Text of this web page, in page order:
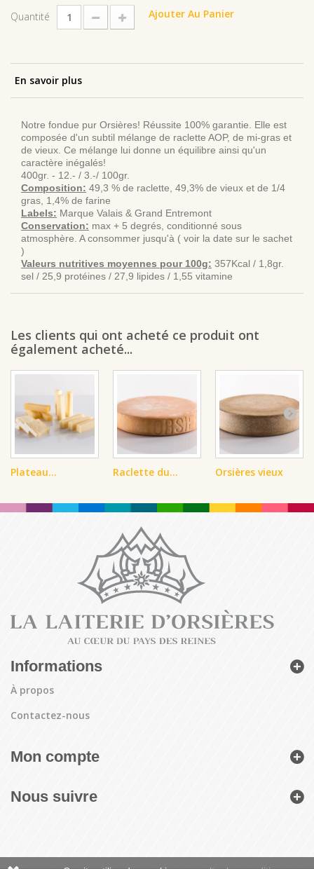
Quantité Ajouter Au Panier
En savoir plus
Notre fondue pur Orsières! Réussite 100% garantie. Elle est
composée d'un subtil mélange de raclette AOP, de mi-gras et
de vieux. Ce mélange lui donne un équilibre ainsi qu'un
caractère inégalés!
400gr. - 12.- / 3.-/ 100gr.
Composition: 49,3 % de raclette, 49,3% de vieux et de 1/4
gras, 1,4% de farine
Labels: Marque Valais & Grand Entremont
Conservation: max + 5 degrés, conditionné sous
atmosphère. A consommer jusqu'à ( voir la date sur le sachet
)
Valeurs nutritives moyennes pour 100g: 357Kcal / 1,8gr.
sel / 25,9 protéines / 27,9 lipides / 1,55 vitamine
Les clients qui ont acheté ce produit ont
également acheté...
Plateau... Raclette du... Orsières vieux
Informations
À propos
Contactez-nous
Mon compte
Nous suivre